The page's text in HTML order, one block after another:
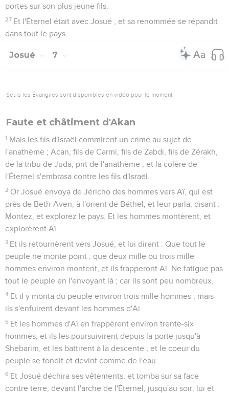
portes sur son plus jeune fils.
27 Et l'Éternel était avec Josué ; et sa renommée se répandit
dans tout le pays.
Josué 7
Seuls les Évangiles sont disponibles en vidéo pour le moment.
Faute et châtiment d'Akan
1 Mais les fils d'Israël commirent un crime au sujet de
l'anathème ; Acan, fils de Carmi, fils de Zabdi, fils de Zérakh,
de la tribu de Juda, prit de l'anathème ; et la colère de
l'Éternel s'embrasa contre les fils d'Israël.
2 Or Josué envoya de Jéricho des hommes vers Aï, qui est
près de Beth-Aven, à l'orient de Béthel, et leur parla, disant :
Montez, et explorez le pays. Et les hommes montèrent, et
explorèrent Aï.
3 Et ils retournèrent vers Josué, et lui dirent : Que tout le
peuple ne monte point ; que deux mille ou trois mille
hommes environ montent, et ils frapperont Aï. Ne fatigue pas
tout le peuple en l'envoyant là ; car ils sont peu nombreux.
4 Et il y monta du peuple environ trois mille hommes ; mais
ils s'enfuirent devant les hommes d'Aï.
5 Et les hommes d'Aï en frappèrent environ trente-six
hommes, et ils les poursuivirent depuis la porte jusqu'à
Shebarim, et les battirent à la descente ; et le coeur du
peuple se fondit et devint comme de l'eau.
6 Et Josué déchira ses vêtements, et tomba sur sa face
contre terre, devant l'arche de l'Éternel, jusqu'au soir, lui et